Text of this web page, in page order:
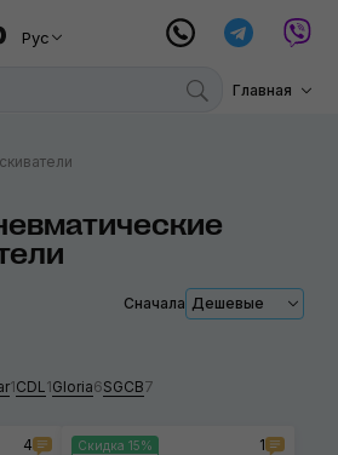
Рус
Главная
Сначала Дешевые
1CDL1Gloria6SGCB7
4 Скидка 15% 1